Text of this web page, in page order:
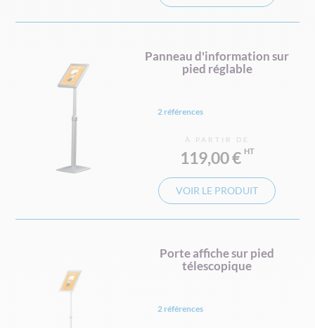
Panneau d'information sur
pied réglable
2 références
À PARTIR DE
119,00 €
VOIR LE PRODUIT
Porte affiche sur pied
télescopique
2 références